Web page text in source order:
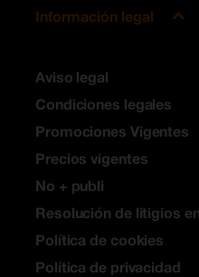
Información legal
Aviso legal
Condiciones legales
Promociones Vigentes
Precios vigentes
No + publi
Resolución de litigios
Política de cookies
Política de privacidad